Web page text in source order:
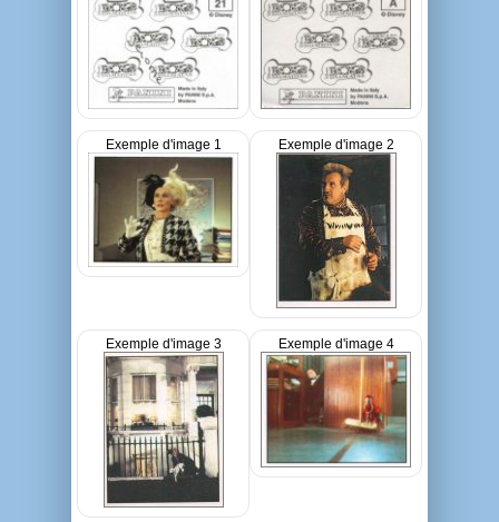
Exemple d'image 1 Exemple d'image 2
Exemple d'image 3 Exemple d'image 4